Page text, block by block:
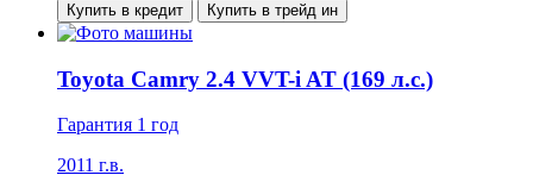
Купить в кредит Купить в трейд ин
Toyota Camry 2.4 VVT-i AT (169 л.с.)
Гарантия 1 год
2011 г.в.